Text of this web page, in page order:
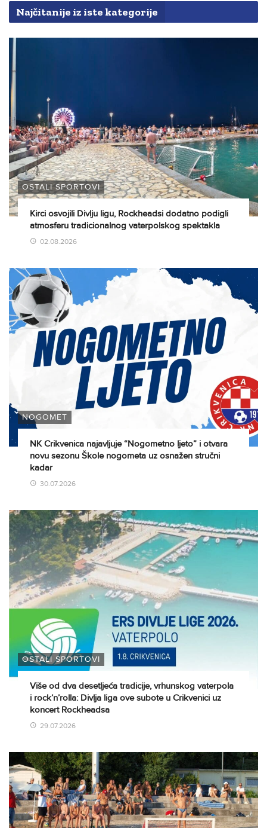
Najčitanije iz iste kategorije
OSTALI SPORTOVI
Kirci osvojili Divlju ligu, Rockheadsi dodatno podigli
atmosferu tradicionalnog vaterpolskog spektakla
02.08.2026
NOGOMET
NK Crikvenica najavljuje “Nogometno ljeto” i otvara
novu sezonu Škole nogometa uz osnažen stručni
kadar
30.07.2026
OSTALI SPORTOVI
Više od dva desetljeća tradicije, vrhunskog vaterpola
i rock’n’rolla: Divlja liga ove subote u Crikvenici uz
koncert Rockheadsa
29.07.2026